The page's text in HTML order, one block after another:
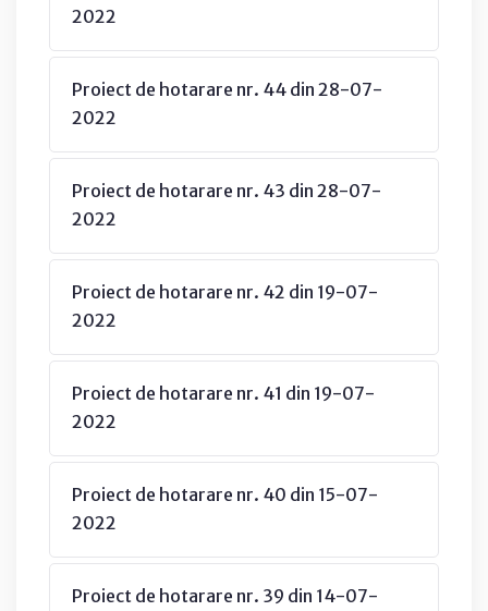
2022
Proiect de hotarare nr. 44 din 28-07-
2022
Proiect de hotarare nr. 43 din 28-07-
2022
Proiect de hotarare nr. 42 din 19-07-
2022
Proiect de hotarare nr. 41 din 19-07-
2022
Proiect de hotarare nr. 40 din 15-07-
2022
Proiect de hotarare nr. 39 din 14-07-